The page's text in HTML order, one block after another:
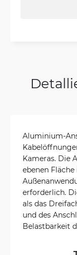
Aluminium-
Kameras. Die
ebenen
erforderlich.
als das
und des
Belastbarkeit